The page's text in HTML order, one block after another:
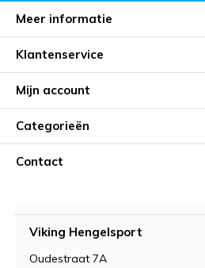
Meer informatie
Klantenservice
Mijn account
Categorieën
Contact
Viking Hengelsport
Oudestraat 7A